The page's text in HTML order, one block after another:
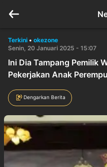
Terkini • okezone
Senin, 20 Januari 2025 - 15:07
Ini Dia Tampang Pemilik
Pekerjakan Anak
Dengarkan Berita